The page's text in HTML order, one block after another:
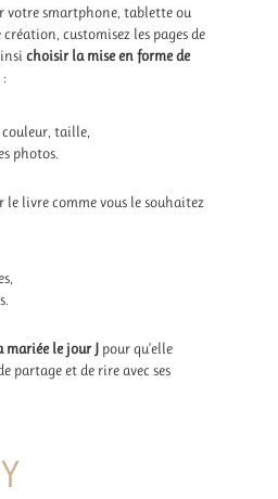
votre smartphone, tablette ou
customisez les pages de
choisir la mise en forme de
couleur, taille,
photos.
le livre comme vous le souhaitez
mariée le jour J pour qu’elle
partage et de rire avec ses